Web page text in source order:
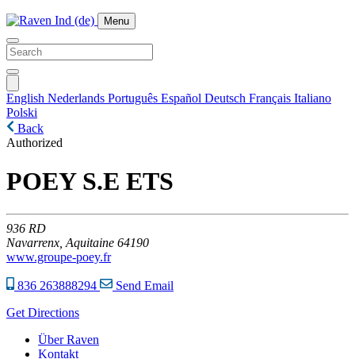
Menu
English Nederlands Português Español Deutsch Français Italiano
Polski
Back
Authorized
POEY S.E ETS
936 RD
Navarrenx, Aquitaine 64190
www.groupe-poey.fr
836 263888294
Send Email
Get Directions
Über Raven
Kontakt